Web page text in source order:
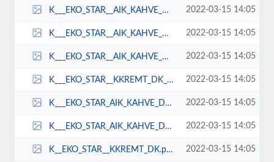
K___EKO_STAR__AIK_KAHVE_DKK_3kompozit_deck_fiyatlar_reticileri_ucuz_zemin_kap... 2022-03-15 14:05
K___EKO_STAR__AIK_KAHVE_DKK_3kompozit_deck_fiyatlar_reticileri_ucuz_zemin_kap... 2022-03-15 14:05
K___EKO_STAR__AIK_KAHVE_DKK_3kompozit_deck_fiyatlar_reticileri_ucuz_zemin_kap... 2022-03-15 14:05
K___EKO_STAR__KKREMT_DK_2.png 2022-03-15 14:05
K___EKO_STAR_AIK_KAHVE_DK.png 2022-03-15 14:05
K___EKO_STAR_AIK_KAHVE_DK_ahapfiyatahap_zeminzemin_kaplamadeck.png 2022-03-15 14:05
K__EKO_STAR__KKREMT_DK.png 2022-03-15 14:05